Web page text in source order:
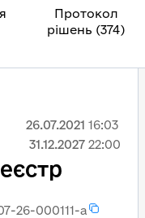
Протокол
рішень (374)
26-000111-a
26.07.2021 16:03
31.12.2027 22:00